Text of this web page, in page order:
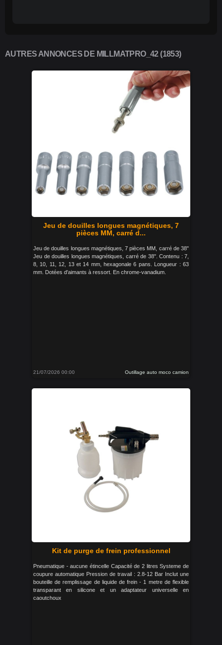
AUTRES ANNONCES DE MILLMATPRO_42 (1853)
Jeu de douilles longues magnétiques, 7
pièces MM, carré d...
Jeu de douilles longues magnétiques, 7 pièces MM, carré de 38"
Jeu de douilles longues magnétiques, carré de 38". Contenu : 7,
8, 10, 11, 12, 13 et 14 mm, hexagonale 6 pans. Longueur : 63
mm. Dotées d'aimants à ressort. En chrome-vanadium.
21/07/2026 00:00 Outillage auto moco camion
Kit de purge de frein professionnel
Pneumatique - aucune étincelle Capacité de 2 litres Systeme de
coupure automatique Pression de travail : 2.8-12 Bar Inclut une
bouteille de remplissage de liquide de frein - 1 metre de flexible
transparant en silicone et un adaptateur universelle en
caoutchoux